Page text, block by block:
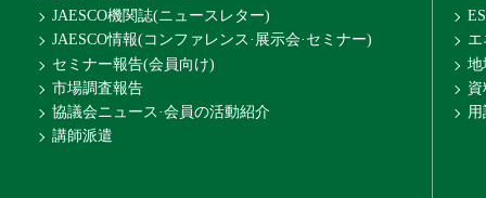
JAESCO機関誌(ニュースレター)
JAESCO情報(コンファレンス·展示会·セミナー)
セミナー報告(会員向け)
市場調査報告
協議会ニュース·会員の活動紹介
講師派遣
地